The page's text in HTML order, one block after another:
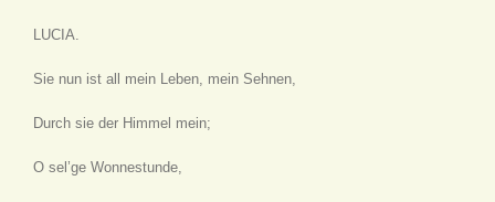
LUCIA.
Sie nun ist all mein Leben, mein Sehnen,
Durch sie der Himmel mein;
O sel’ge Wonnestunde,